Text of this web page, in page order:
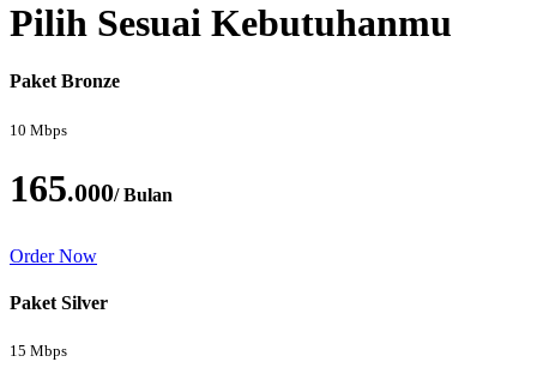
Pilih Sesuai Kebutuhanmu
Paket Bronze
10 Mbps
165.000/ Bulan
Order Now
Paket Silver
15 Mbps